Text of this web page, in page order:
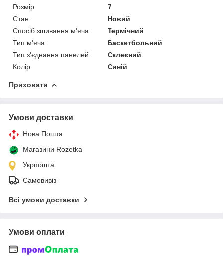
Розмір
7
Стан
Новий
Спосіб зшивання м'яча
Термічний
Тип м'яча
Баскетбольний
Тип з'єднання панелей
Склеєний
Колір
Синій
Приховати
Умови доставки
Нова Пошта
Магазини Rozetka
Укрпошта
Самовивіз
Всі умови доставки
Умови оплати